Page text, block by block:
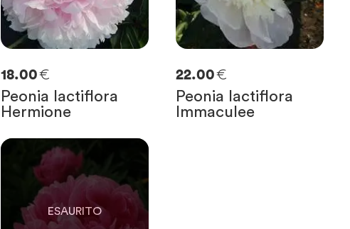
18.00€
Peonia lactiflora
Hermione
22.00€
Peonia lactiflora
Immaculee
0
RIMASTE